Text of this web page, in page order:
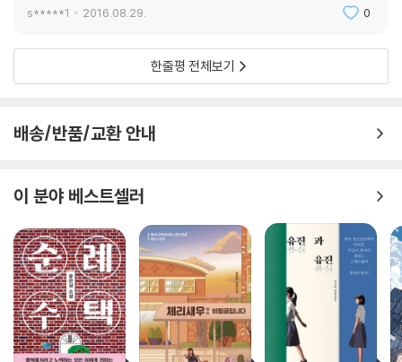
s*****1 2016.08.29. 0
한줄평 전체보기
배송/반품/교환 안내
이 분야 베스트셀러